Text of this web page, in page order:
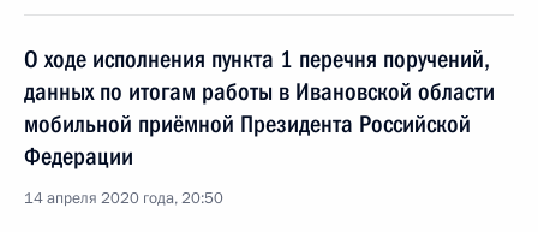
О ходе исполнения пункта 1 перечня поручений,
данных по итогам работы в Ивановской области
мобильной приёмной Президента Российской
Федерации
14 апреля 2020 года, 20:50